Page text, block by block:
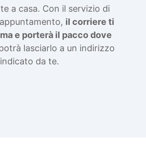
a casa. Con il servizio di
il corriere ti
e porterà il pacco dove
lasciarlo a un indirizzo
indicato da te.